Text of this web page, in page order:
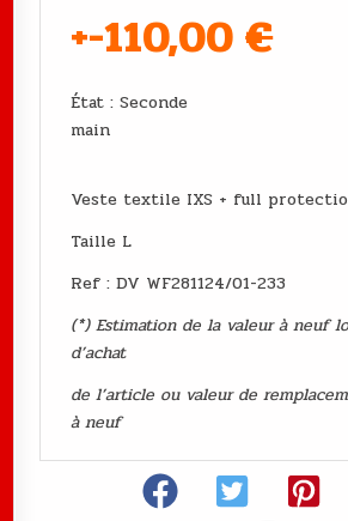
+-110,00€
État : Seconde
Veste textile IXS + full
Taille L
Ref : DV WF281124/01-233
(*) Estimation de la valeur à neuf
d’achat
de l’article ou valeur de
à neuf